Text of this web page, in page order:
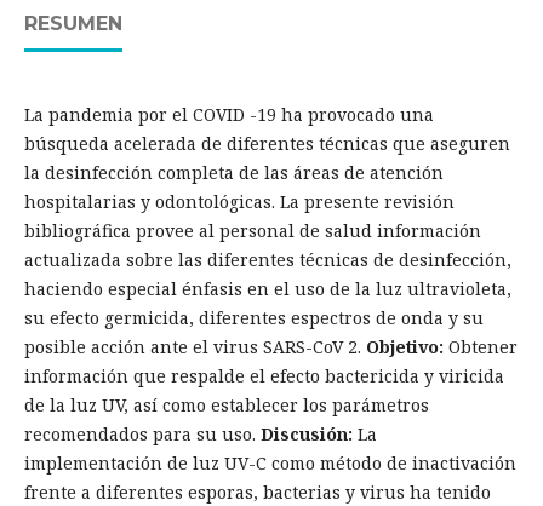
RESUMEN
La pandemia por el COVID -19 ha provocado una
búsqueda acelerada de diferentes técnicas que aseguren
la desinfección completa de las áreas de atención
hospitalarias y odontológicas. La presente revisión
bibliográfica provee al personal de salud información
actualizada sobre las diferentes técnicas de desinfección,
haciendo especial énfasis en el uso de la luz ultravioleta,
su efecto germicida, diferentes espectros de onda y su
posible acción ante el virus SARS-CoV 2. Objetivo: Obtener
información que respalde el efecto bactericida y viricida
de la luz UV, así como establecer los parámetros
recomendados para su uso. Discusión: La
implementación de luz UV-C como método de inactivación
frente a diferentes esporas, bacterias y virus ha tenido